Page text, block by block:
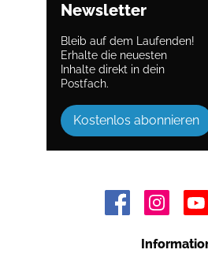
Newsletter
Bleib auf dem Laufenden!
Erhalte die neuesten
Inhalte direkt in dein
Postfach.
Kostenlos abonnieren